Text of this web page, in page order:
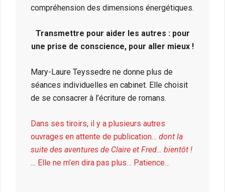
compréhension des dimensions énergétiques.
Transmettre pour aider les autres : pour
une prise de conscience, pour aller mieux !
Mary-Laure Teyssedre ne donne plus de
séances individuelles en cabinet. Elle choisit
de se consacrer à l’écriture de romans.
Dans ses tiroirs, il y a plusieurs autres
ouvrages en attente de publication… dont la
suite des aventures de Claire et Fred… bientôt !
… Elle ne m’en dira pas plus… Patience…